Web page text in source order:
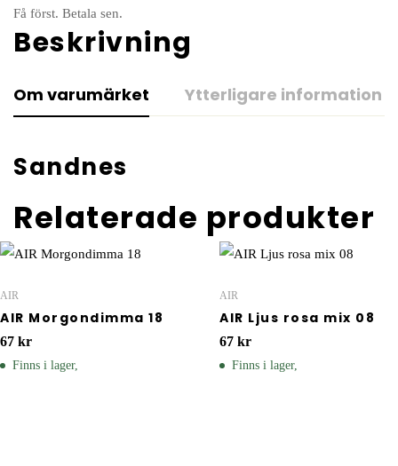
Få först. Betala sen.
Beskrivning
Om varumärket Ytterligare information
Sandnes
Relaterade produkter
AIR
AIR Morgondimma 18
67 kr
Finns i lager,
AIR
AIR Ljus rosa mix 08
67 kr
Finns i lager,